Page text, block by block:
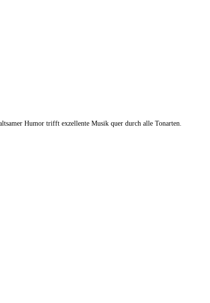
Humor trifft exzellente Musik quer durch alle Tonarten.